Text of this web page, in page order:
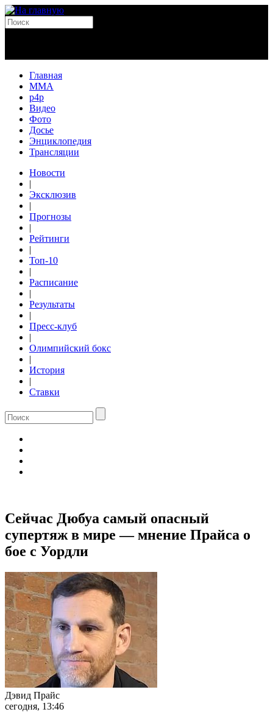
Главная
MMA
p4p
Видео
Фото
Досье
Энциклопедия
Трансляции
Новости
|
Эксклюзив
|
Прогнозы
|
Рейтинги
|
Топ-10
|
Расписание
|
Результаты
|
Пресс-клуб
|
Олимпийский бокс
|
История
|
Ставки
Сейчас Дюбуа самый опасный
супертяж в мире — мнение Прайса о
бое с Уордли
Дэвид Прайс
сегодня, 13:46